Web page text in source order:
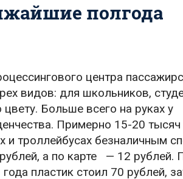
полгода
центра
видов: для школьников,
Больше всего на руках у
Примерно 15-20 тысяч
и троллейбусах безналичным
а по карте — 12 рублей.
пластик стоил 70 рублей,